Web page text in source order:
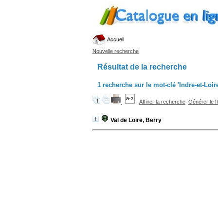
Accueil
Nouvelle recherche
Résultat de la recherche
1 recherche sur le mot-clé 'Indre-et-
Affiner la recherche Générer le
Val de Loire, Berry